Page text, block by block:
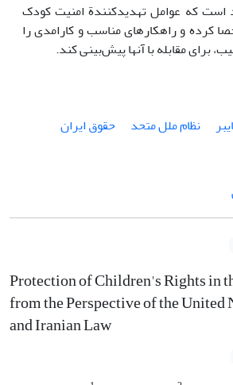
است که عوامل تهدیدکنندة امنیت کودک
کرده و راهکارهای مناسب و کارامدی را
برای مقابله با آنها پیش‌بینی کند.
نظام ‏ملل متحد
حقوق ایران
Protection of Children's Rights in
from the Perspective ‎of the United
and Iranian Law